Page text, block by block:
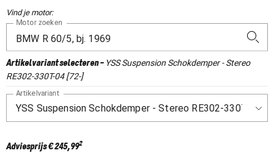
Vind je motor:
Motor zoeken
Artikelvariant selecteren- YSS Suspension Schokdemper - Stereo
RE302-330T-04 [72-]
Artikelvariant
Adviesprijs€ 245,992